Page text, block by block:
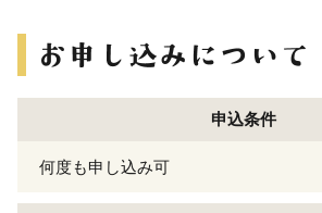
申込条件
何度も申し込み可